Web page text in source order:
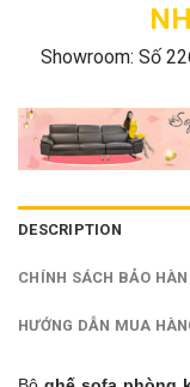
Showroom: Số
DESCRIPTION
CHÍNH SÁCH BẢO
HƯỚNG DẪN MUA